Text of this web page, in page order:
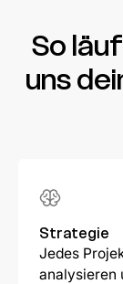
So
uns
Strategie
Jedes
analysieren